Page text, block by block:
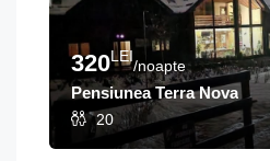
320LEI
/noapte
Pensiunea Terra Nova
20